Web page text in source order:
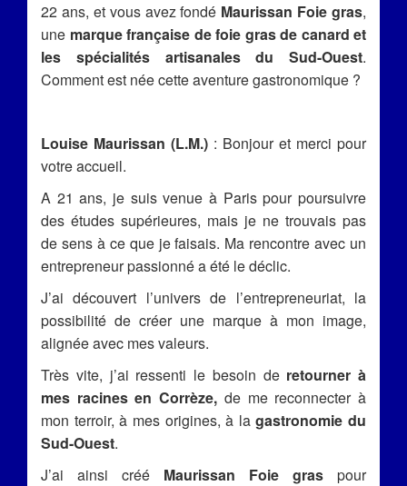
22 ans, et vous avez fondé Maurissan Foie gras,
une marque française de foie gras de canard et
les spécialités artisanales du Sud-Ouest.
Comment est née cette aventure gastronomique ?
Louise Maurissan (L.M.) : Bonjour et merci pour
votre accueil.
A 21 ans, je suis venue à Paris pour poursuivre
des études supérieures, mais je ne trouvais pas
de sens à ce que je faisais. Ma rencontre avec un
entrepreneur passionné a été le déclic.
J’ai découvert l’univers de l’entrepreneuriat, la
possibilité de créer une marque à mon image,
alignée avec mes valeurs.
Très vite, j’ai ressenti le besoin de retourner à
mes racines en Corrèze, de me reconnecter à
mon terroir, à mes origines, à lagastronomie du
Sud-Ouest.
J’ai ainsi créé Maurissan Foie gras pour